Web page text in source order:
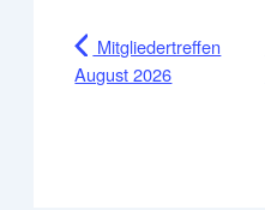
Mitgliedertreffen
August 2026